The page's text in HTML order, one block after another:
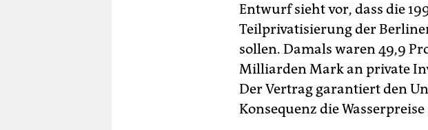
Entwurf sieht vor, dass die
Teilprivatisierung der
sollen. Damals waren 49,9
Milliarden Mark an private
Der Vertrag garantiert den
Konsequenz die